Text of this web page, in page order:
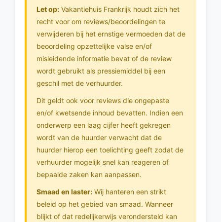
Let op: Vakantiehuis Frankrijk houdt zich het
recht voor om reviews/beoordelingen te
verwijderen bij het ernstige vermoeden dat de
beoordeling opzettelijke valse en/of
misleidende informatie bevat of de review
wordt gebruikt als pressiemiddel bij een
geschil met de verhuurder.
Dit geldt ook voor reviews die ongepaste
en/of kwetsende inhoud bevatten. Indien een
onderwerp een laag cijfer heeft gekregen
wordt van de huurder verwacht dat de
huurder hierop een toelichting geeft zodat de
verhuurder mogelijk snel kan reageren of
bepaalde zaken kan aanpassen.
Smaad en laster: Wij hanteren een strikt
beleid op het gebied van smaad. Wanneer
blijkt of dat redelijkerwijs verondersteld kan